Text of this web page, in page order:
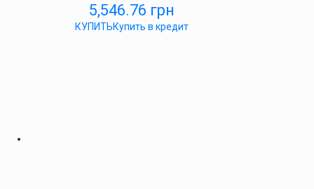
5,546.76 грн
КУПИТЬКупить в кредит